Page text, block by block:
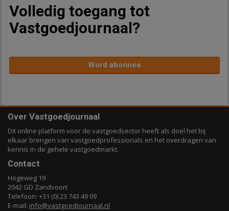
Volledig toegang tot
Vastgoedjournaal?
Word abonnee
Over Vastgoedjournaal
Dit online platform voor de vastgoedsector heeft als doel het bij
elkaar brengen van vastgoedprofessionals en het overdragen van
kennis in de gehele vastgoedmarkt.
Contact
Hogeweg 19
2042 GD Zandvoort
Telefoon: +31 (0) 23 743 49 09
E-mail: info@vastgoedjournaal.nl